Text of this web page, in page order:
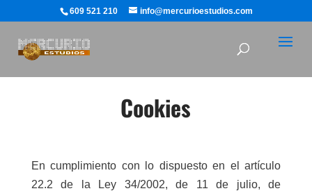
609 521 210 info@mercurioestudios.com
Cookies
En cumplimiento con lo dispuesto en el artículo
22.2 de la Ley 34/2002, de 11 de julio, de